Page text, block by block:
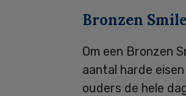
Bronzen
Om een Bronzen
aantal harde
ouders de hele